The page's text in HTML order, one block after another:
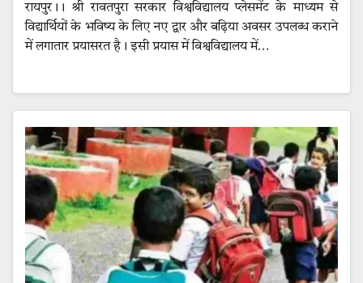
रायपुर।। श्री रावतपुरा सरकार विश्वविद्यालय प्लेसमेंट के माध्यम से
विद्यार्थियों के भविष्य के लिए नए द्वार और बढ़िया अवसर उपलब्ध कराने
में लगातार प्रयासरत है। इसी प्रयास में विश्वविद्यालय में…